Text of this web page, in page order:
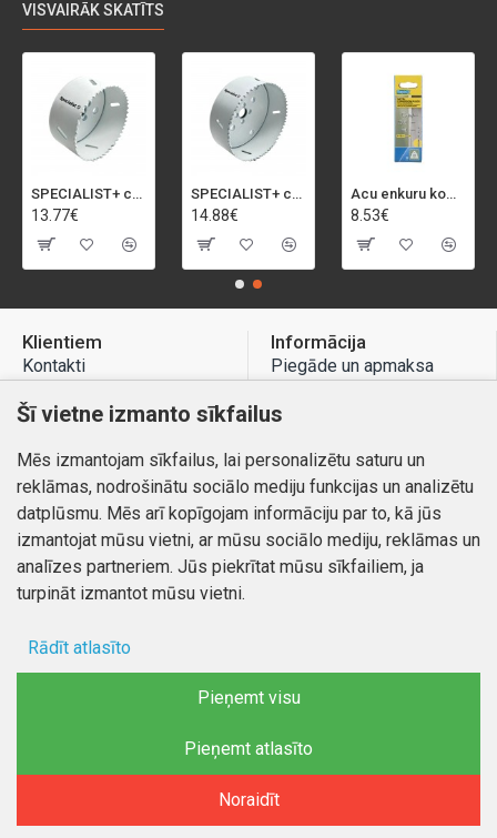
VISVAIRĀK SKATĪTS
SPECIALIST+ caurumu zāģis BI-METAL, 92 mm
13.77€
SPECIALIST+ caurumu zāģis BI-METAL, 98 mm
14.88€
Acu enkuru komplekts, 3-13 mm, Rapid, 12 gab.
8.53€
Klientiem
Kontakti
Preču atgriešana
Mans profils
Pasūtījumi
Informācija
Piegāde un apmaksa
Atteikuma tiesības
Kontakti
aizsargātas
Sākums Vēlmju saraksts Salīdzināt E-pasts Telefons
Šī vietne izmanto sīkfailus
Mēs izmantojam sīkfailus, lai personalizētu saturu un
reklāmas, nodrošinātu sociālo mediju funkcijas un analizētu
datplūsmu. Mēs arī kopīgojam informāciju par to, kā jūs
izmantojat mūsu vietni, ar mūsu sociālo mediju, reklāmas un
analīzes partneriem. Jūs piekrītat mūsu sīkfailiem, ja
turpināt izmantot mūsu vietni.
Rādīt atlasīto
Pieņemt visu
Pieņemt atlasīto
Noraidīt
FILTRĒT PRODUKTUS